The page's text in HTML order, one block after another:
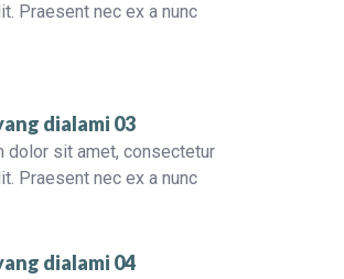
Praesent nec ex a nunc
dialami 03
dolor sit amet, consectetur
Praesent nec ex a nunc
dialami 04